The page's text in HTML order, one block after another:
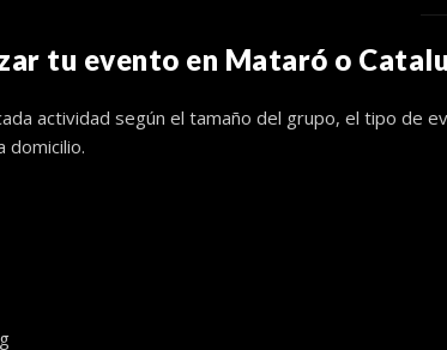
tu evento en Mataró o
actividad según el tamaño del grupo, el tipo de
domicilio.